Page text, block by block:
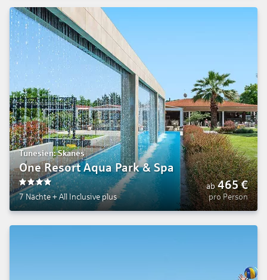
Tunesien: Skanes
One Resort Aqua Park & Spa
4
7 Nächte+ All Inclusive plus
ab 465€
pro Person